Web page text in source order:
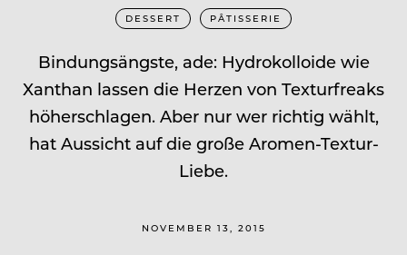
DESSERT PÂTISSERIE
Bindungsängste, ade: Hydrokolloide wie
Xanthan lassen die Herzen von Texturfreaks
höherschlagen. Aber nur wer richtig wählt,
hat Aussicht auf die große Aromen-Textur-
Liebe.
NOVEMBER 13, 2015